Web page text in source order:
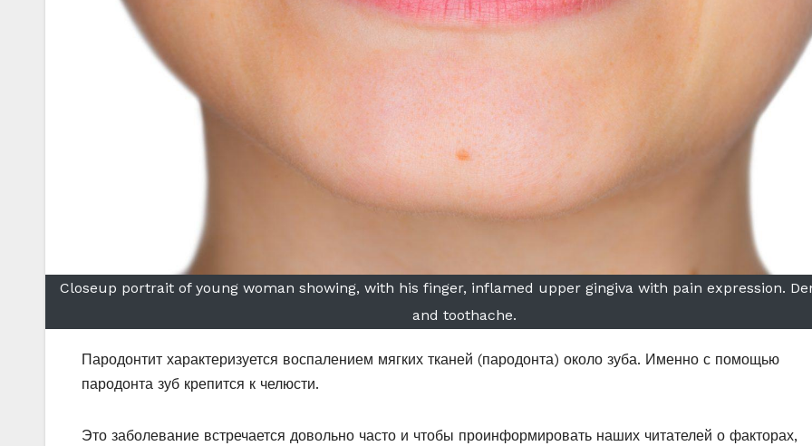
Closeup portrait of young woman showing, with his finger, inflamed upper gingiva with pain expression.
and toothache.
Пародонтит характеризуется воспалением мягких тканей (пародонта) около зуба. Именно с помощью
пародонта зуб крепится к челюсти.
Это заболевание встречается довольно часто и чтобы проинформировать наших читателей о факторах,